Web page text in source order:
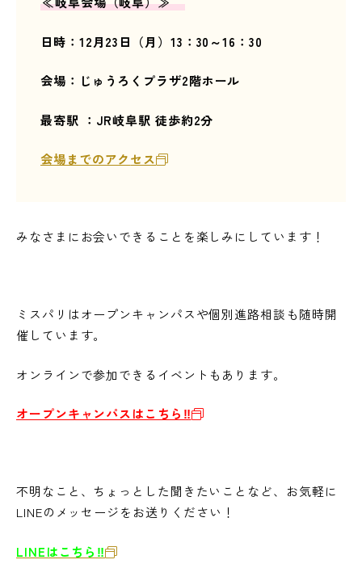
日時：12月23 日（月）13：30～16：30
会場：じゅうろくプラザ2階ホール
最寄駅 ：JR岐阜駅 徒歩約2分
会場までのアクセス
みなさまにお会いできることを楽しみにしています！
ミスパリはオープンキャンパスや個別進路相談も随時開
催しています。
オンラインで参加できるイベントもあります。
オープンキャンパスはこちら‼
不明なこと、ちょっとした聞きたいことなど、お気軽に
LINEのメッセージをお送りください！
LINEはこちら‼